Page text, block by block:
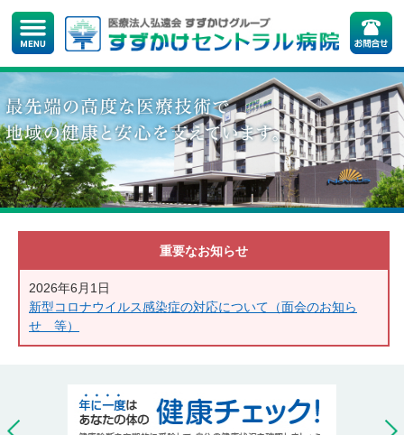
重要なお知らせ
2026年6月1日
新型コロナウイルス感染症の対応について（面会のお知ら
せ 等）